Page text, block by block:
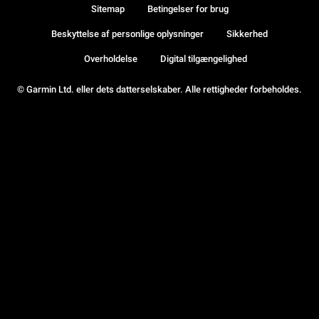
© Garmin Ltd. eller dets datterselskaber. Alle rettigheder forbeholdes.
Sitemap Betingelser for brug
Beskyttelse af personlige oplysninger Sikkerhed
Overholdelse Digital tilgængelighed